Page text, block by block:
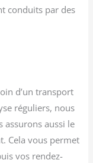
conduits par des
d’un transport
réguliers, nous
assurons aussi le
Cela vous permet
vos rendez-